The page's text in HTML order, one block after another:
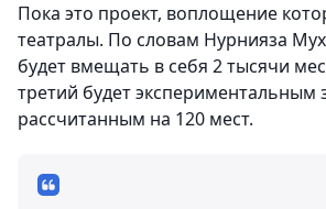
Пока это проект, воплощение
театралы. По словам Нурнияза
будет вмещать в себя 2 тысячи
третий будет экспериментальным
рассчитанным на 120 мест.